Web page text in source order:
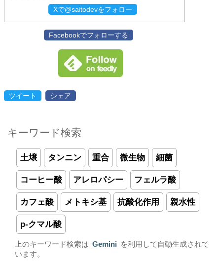
Xで@saitodevをフォロー
Facebookでフォローする
ツイート シェア
キーワード検索
土壌 タンニン 重合 微生物 細菌
コーヒー酸 アレロパシー フェルラ酸
カフェ酸 メトキシ基 抗酸化作用 親水性
p-クマル酸
上のキーワード検索は Gemini
を利用して自動生成されて
います。